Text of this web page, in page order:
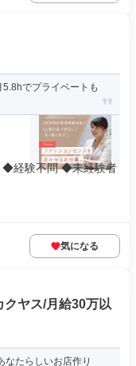
でプライベートも
経験不問 ◆未経験者
気になる
クヤス/月給30万以
なたらしいお店作り